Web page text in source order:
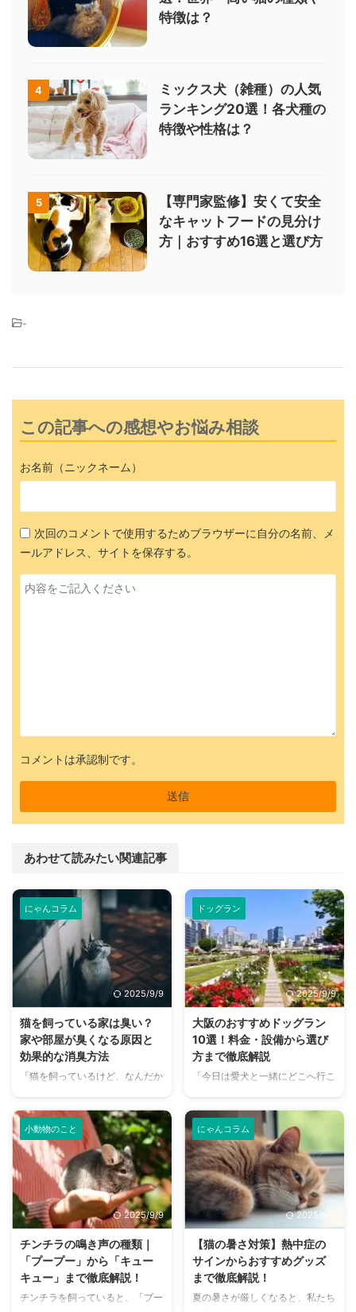
特徴は？
4
ミックス犬（雑種）の人気
ランキング20選！各犬種の
特徴や性格は？
5
【専門家監修】安くて安全
なキャットフードの見分け
方｜おすすめ16選と選び方
-
この記事への感想やお悩み相談
お名前（ニックネーム）
次回のコメントで使用するためブラウザーに自分の名前、メ
ールアドレス、サイトを保存する。
コメントは承認制です。
あわせて読みたい関連記事
にゃんコラム
2025/9/9
猫を飼っている家は臭い？
家や部屋が臭くなる原因と
効果的な消臭方法
「猫を飼っているけど、なんだか
悩みはありませんか？猫との暮ら
しは幸せで満ちていますが、独特
のにおいが気になるという飼い主
さんは少なくありません。 特
に、来客時などは「うちのにお
い、大丈夫かな？」と不安に感じ
てしまうこともあるでしょう。
この記事では、猫のにおいの原因
体、部屋など、場所別に具体的な
消臭対策を徹底的に解説します。
さらに、猫と飼い主さん両方にと
って快適な消臭グッズの選び方ま
ドッグラン
2025/9/9
大阪のおすすめドッグラン
10選！料金・設備から選び
方まで徹底解説
「今日は愛犬と一緒にどこへ行こ
か？大阪には、広大な敷地でのび
のびと遊べるドッグランから、都
心でアクセスしやすい便利な施設
まで、魅力的なドッグランがたく
さんあります。 しかし、「初め
てドッグランに行くから不安」
「どの施設が愛犬に合っているか
わからない」という方も多いので
は、大阪府内にある人気のドッグ
ランを厳選し、料金、広さ、利用
条件、設備など、気になる情報を
網羅的に解説します。 さらに、
小動物のこと
2025/9/9
チンチラの鳴き声の種類｜
「プープー」から「キュー
キュー」まで徹底解説！
チンチラを飼っていると、「プー
にゃんコラム
2025/9/9
【猫の暑さ対策】熱中症の
サインからおすすめグッズ
まで徹底解説！
夏の暑さが厳しくなると、私たち